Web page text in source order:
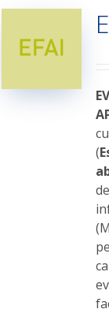
en
la
de
(